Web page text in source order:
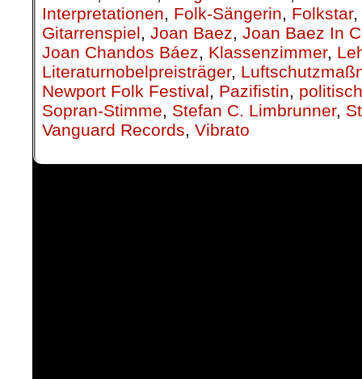
Interpretationen, Folk-Sängerin, Folkstar,
Gitarrenspiel, Joan Baez, Joan Baez In
Joan Chandos Báez, Klassenzimmer,
Literaturnobelpreisträger,
Newport Folk Festival, Pazifistin,
Sopran-Stimme, Stefan C. Limbrunner,
Vanguard Records, Vibrato